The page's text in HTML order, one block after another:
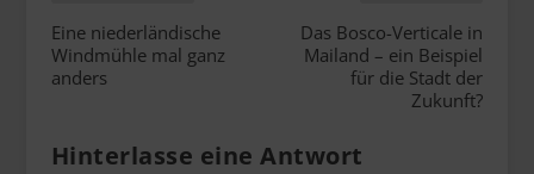
Eine niederländische
Windmühle mal ganz
anders
Das Bosco-Verticale in
Mailand – ein Beispiel
für die Stadt der
Zukunft?
Hinterlasse eine Antwort